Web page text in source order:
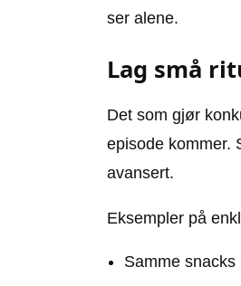
ser alene.
Lag små
Det som gjør
episode kommer.
avansert.
Eksempler på
Samme